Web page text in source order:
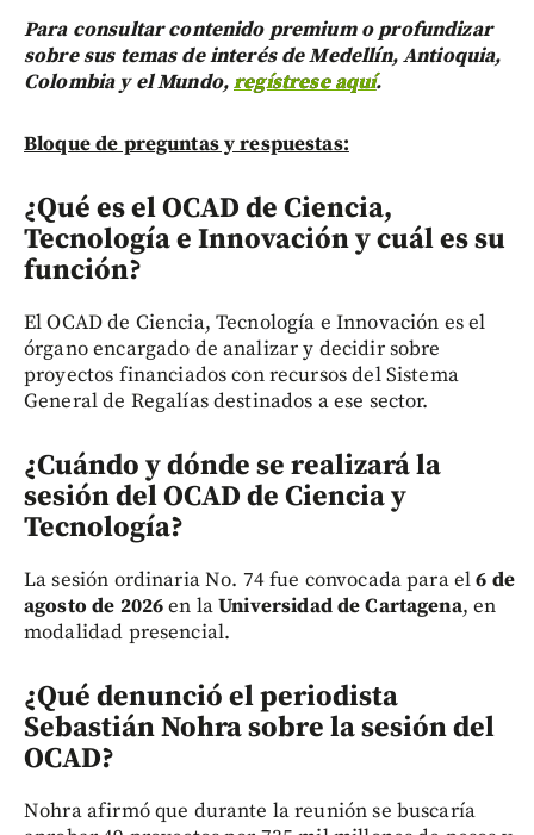
Para consultar contenido premium o profundizar
sobre sus temas de interés de Medellín, Antioquia,
Colombia y el Mundo,regístrese aquí.
Bloque de preguntas y respuestas:
¿Qué es el OCAD de Ciencia,
Tecnología e Innovación y cuál es su
función?
El OCAD de Ciencia, Tecnología e Innovación es el
órgano encargado de analizar y decidir sobre
proyectos financiados con recursos del Sistema
General de Regalías destinados a ese sector.
¿Cuándo y dónde se realizará la
sesión del OCAD de Ciencia y
Tecnología?
La sesión ordinaria No. 74 fue convocada para el6 de
agosto de 2026en laUniversidad de Cartagena, en
modalidad presencial.
¿Qué denunció el periodista
Sebastián Nohra sobre la sesión del
OCAD?
Nohra afirmó que durante la reunión se buscaría